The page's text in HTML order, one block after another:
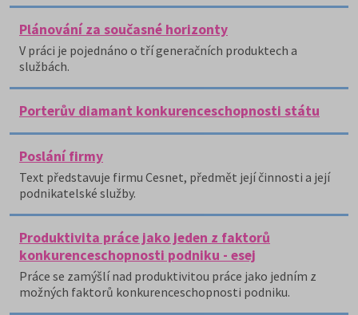
Plánování za současné horizonty
V práci je pojednáno o tří generačních produktech a
službách.
Porterův diamant konkurenceschopnosti státu
Poslání firmy
Text představuje firmu Cesnet, předmět její činnosti a její
podnikatelské služby.
Produktivita práce jako jeden z faktorů
konkurenceschopnosti podniku - esej
Práce se zamýšlí nad produktivitou práce jako jedním z
možných faktorů konkurenceschopnosti podniku.